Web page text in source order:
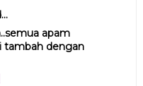
apam
tambah dengan